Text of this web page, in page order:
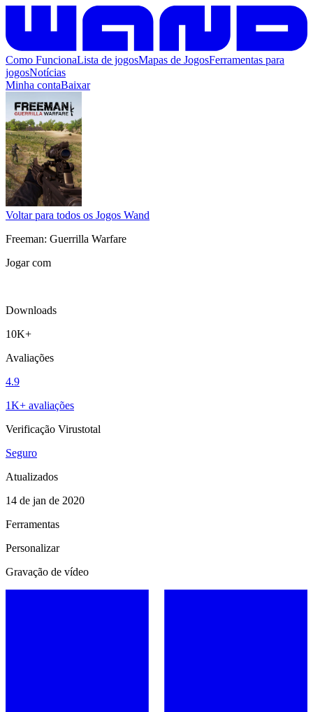
Como FuncionaLista de jogosMapas de JogosFerramentas para
jogosNotícias
Minha contaBaixar
Voltar para todos os Jogos Wand
Freeman: Guerrilla Warfare
Jogar com
Downloads
10K+
Avaliações
4.9
1K+ avaliações
Verificação Virustotal
Seguro
Atualizados
14 de jan de 2020
Ferramentas
Personalizar
Gravação de vídeo